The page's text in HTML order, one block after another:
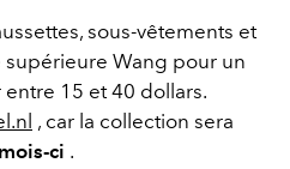
sous-vêtements et
Wang pour un
entre 15 et 40 dollars.
, car la collection sera
ci .